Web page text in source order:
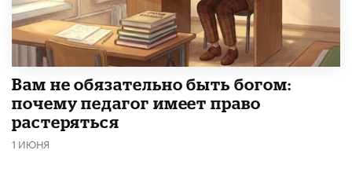
​Вам не обязательно быть богом:
почему педагог имеет право
растеряться
1 ИЮНЯ